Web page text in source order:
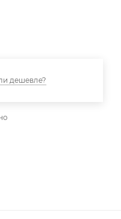
дешевле?